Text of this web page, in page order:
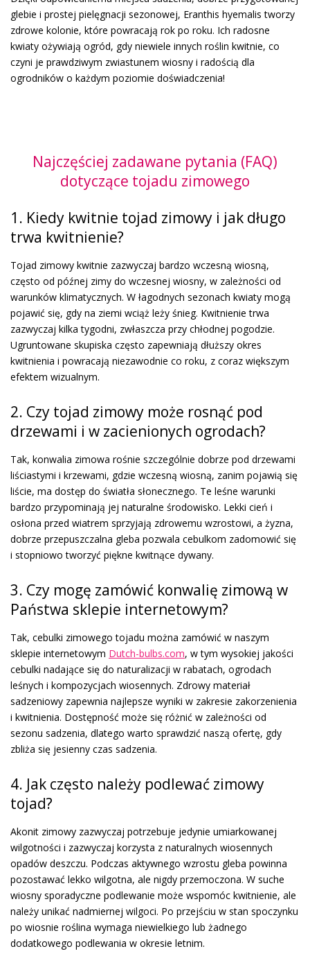
glebie i prostej pielęgnacji sezonowej, Eranthis hyemalis tworzy
zdrowe kolonie, które powracają rok po roku. Ich radosne
kwiaty ożywiają ogród, gdy niewiele innych roślin kwitnie, co
czyni je prawdziwym zwiastunem wiosny i radością dla
ogrodników o każdym poziomie doświadczenia!
Najczęściej zadawane pytania (FAQ)
dotyczące tojadu zimowego
1. Kiedy kwitnie tojad zimowy i jak długo
trwa kwitnienie?
Tojad zimowy kwitnie zazwyczaj bardzo wczesną wiosną,
często od późnej zimy do wczesnej wiosny, w zależności od
warunków klimatycznych. W łagodnych sezonach kwiaty mogą
pojawić się, gdy na ziemi wciąż leży śnieg. Kwitnienie trwa
zazwyczaj kilka tygodni, zwłaszcza przy chłodnej pogodzie.
Ugruntowane skupiska często zapewniają dłuższy okres
kwitnienia i powracają niezawodnie co roku, z coraz większym
efektem wizualnym.
2. Czy tojad zimowy może rosnąć pod
drzewami i w zacienionych ogrodach?
Tak, konwalia zimowa rośnie szczególnie dobrze pod drzewami
liściastymi i krzewami, gdzie wczesną wiosną, zanim pojawią się
liście, ma dostęp do światła słonecznego. Te leśne warunki
bardzo przypominają jej naturalne środowisko. Lekki cień i
osłona przed wiatrem sprzyjają zdrowemu wzrostowi, a żyzna,
dobrze przepuszczalna gleba pozwala cebulkom zadomowić się
i stopniowo tworzyć piękne kwitnące dywany.
3. Czy mogę zamówić konwalię zimową w
Państwa sklepie internetowym?
Tak, cebulki zimowego tojadu można zamówić w naszym
sklepie internetowym Dutch-bulbs.com, w tym wysokiej jakości
cebulki nadające się do naturalizacji w rabatach, ogrodach
leśnych i kompozycjach wiosennych. Zdrowy materiał
sadzeniowy zapewnia najlepsze wyniki w zakresie zakorzenienia
i kwitnienia. Dostępność może się różnić w zależności od
sezonu sadzenia, dlatego warto sprawdzić naszą ofertę, gdy
zbliża się jesienny czas sadzenia.
4. Jak często należy podlewać zimowy
tojad?
Akonit zimowy zazwyczaj potrzebuje jedynie umiarkowanej
wilgotności i zazwyczaj korzysta z naturalnych wiosennych
opadów deszczu. Podczas aktywnego wzrostu gleba powinna
pozostawać lekko wilgotna, ale nigdy przemoczona. W suche
wiosny sporadyczne podlewanie może wspomóc kwitnienie, ale
należy unikać nadmiernej wilgoci. Po przejściu w stan spoczynku
po wiosnie roślina wymaga niewielkiego lub żadnego
dodatkowego podlewania w okresie letnim.